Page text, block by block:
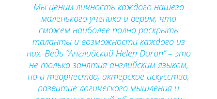
Мы ценим личность каждого нашего
маленького ученика и верим, что
сможем наиболее полно раскрыть
таланты и возможности каждого из
них. Ведь “Английский Helen Doron” – это
не только занятия английским языком,
но и творчество, актерское искусство,
развитие логического мышления и